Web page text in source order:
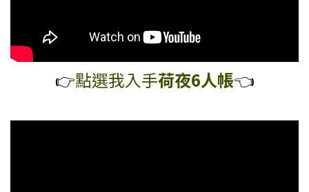
👉️點選我入手荷夜6人帳👈️